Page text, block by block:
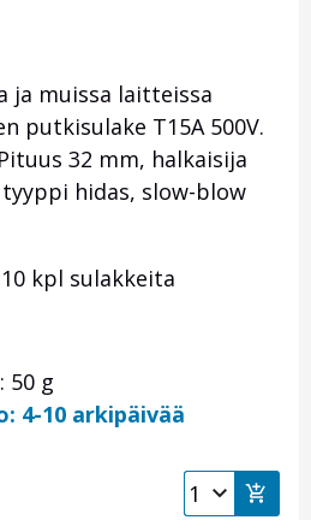
ja muissa laitteissa
putkisulake T15A 500V.
32 mm, halkaisija
tyyppi hidas, slow-blow
kpl sulakkeita
50 g
4-10 arkipäivää